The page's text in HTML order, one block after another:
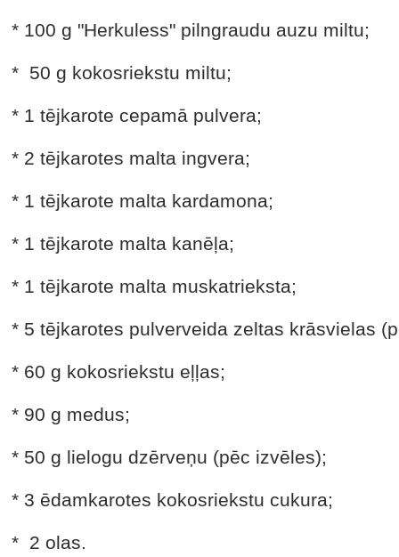
* 100 g "Herkuless" pilngraudu auzu miltu;
* 50 g kokosriekstu miltu;
* 1 tējkarote cepamā pulvera;
* 2 tējkarotes malta ingvera;
* 1 tējkarote malta kardamona;
* 1 tējkarote malta kanēļa;
* 1 tējkarote malta muskatrieksta;
* 5 tējkarotes pulverveida zeltas krāsvielas
* 60 g kokosriekstu eļļas;
* 90 g medus;
* 50 g lielogu dzērveņu (pēc izvēles);
* 3 ēdamkarotes kokosriekstu cukura;
* 2 olas.